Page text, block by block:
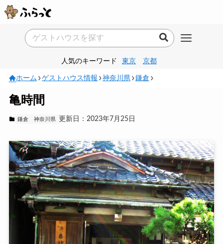
人気のキーワード 東京 京都
ホーム ゲストハウス情報 神奈川県 鎌倉
亀時間
鎌倉 神奈川県 更新日：2023年7月25日